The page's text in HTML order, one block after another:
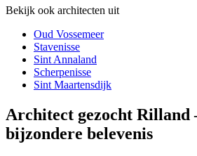
Bekijk ook architecten uit
Oud Vossemeer
Stavenisse
Sint Annaland
Scherpenisse
Sint Maartensdijk
Architect gezocht Rilland
bijzondere belevenis